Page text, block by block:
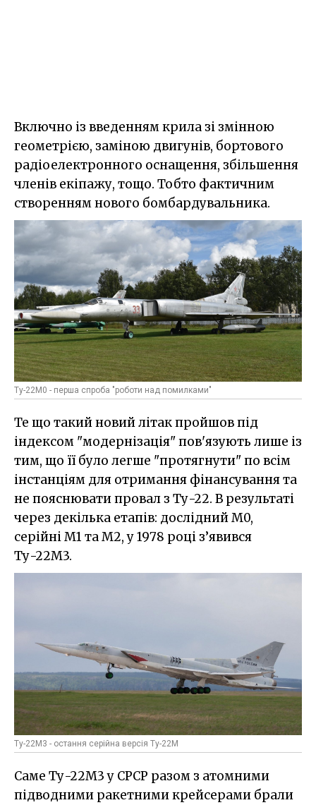
Включно із введенням крила зі змінною
геометрією, заміною двигунів, бортового
радіоелектронного оснащення, збільшення
членів екіпажу, тощо. Тобто фактичним
створенням нового бомбардувальника.
Ту-22М0 - перша спроба "роботи над помилками"
Те що такий новий літак пройшов під
індексом "модернізація" пов'язують лише із
тим, що її було легше "протягнути" по всім
інстанціям для отримання фінансування та
не пояснювати провал з Ту-22. В результаті
через декілька етапів: дослідний М0,
серійні М1 та М2, у 1978 році з’явився
Ту-22М3.
Ту-22М3 - остання серійна версія Ту-22М
Саме Ту-22М3 у СРСР разом з атомними
підводними ракетними крейсерами брали